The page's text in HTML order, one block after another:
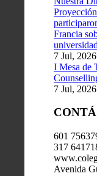
Francia
7 Jul, 2026
I Mesa de
7 Jul, 2026
601
317
Avenida